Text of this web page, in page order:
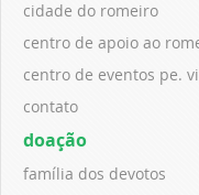
cidade do romeiro
centro de apoio ao
centro de eventos pe.
contato
doação
família dos devotos